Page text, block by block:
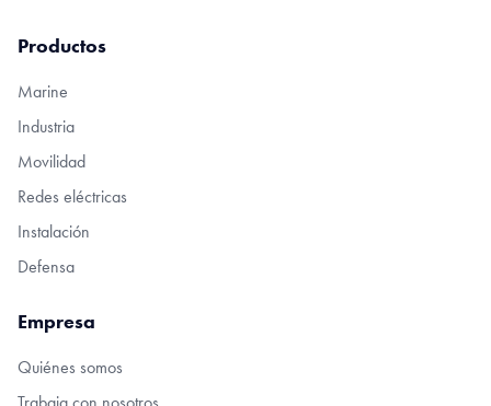
Productos
Marine
Industria
Movilidad
Redes eléctricas
Instalación
Defensa
Empresa
Quiénes somos